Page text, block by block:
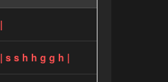
|
| s s h h g g h |